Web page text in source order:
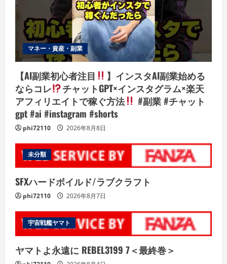
マネー・資産・副業
【AI副業初心者注目
】インスタAI副業始める
ならコレ
チャットGPT×インスタグラム×楽天
アフィリエイトで稼ぐ方法
#副業 #チャット
gpt #ai #instagram #shorts
phi72110 2026年8月8日
未分類
SFXハードボイルド/ラブクラフト
phi72110 2026年8月7日
宇宙戦艦ヤマト
ヤマトよ永遠に REBEL3199 7＜最終巻＞